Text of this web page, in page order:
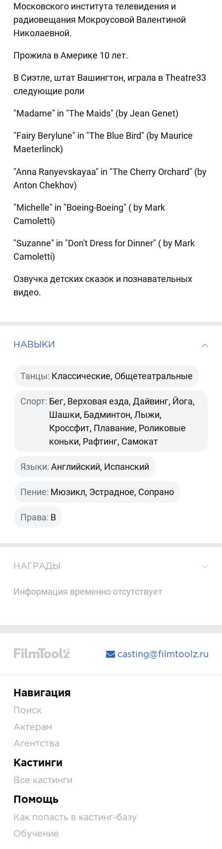
Московского института телевидения и
радиовещания Мокроусовой Валентиной
Николаевной.
Прожила в Америке 10 лет.
В Сиэтле, штат Вашингтон, играла в Theatre33
следующие роли
"Madame" in "The Maids" (by Jean Genet)
"Fairy Berylune" in "The Blue Bird" (by Maurice
Maeterlinck)
"Anna Ranyevskayaa" in "The Cherry Orchard" (by
Anton Chekhov)
"Michelle" in "Boeing-Boeing" ( by Mark
Camoletti)
"Suzanne" in "Don't Dress for Dinner" ( by Mark
Camoletti)
Озвучка детских сказок и познавательных
видео.
НАВЫКИ
Танцы: Классические, Общетеатральные
Спорт: Бег, Верховая езда, Дайвинг, Йога,
Шашки, Бадминтон, Лыжи,
Кроссфит, Плавание, Роликовые
коньки, Рафтинг, Самокат
Языки: Английский, Испанский
Пение: Мюзикл, Эстрадное, Сопрано
Права: B
НАГРАДЫ
Информация временно отсутствует
casting@filmtoolz.ru
Навигация
Поиск
Актерам
Агентства
Кастинги
Все кастинги
Помощь
Как попасть в кастинг-базу
Обучение